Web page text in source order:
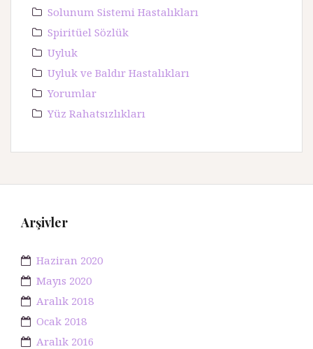
Solunum Sistemi Hastalıkları
Spiritüel Sözlük
Uyluk
Uyluk ve Baldır Hastalıkları
Yorumlar
Yüz Rahatsızlıkları
Arşivler
Haziran 2020
Mayıs 2020
Aralık 2018
Ocak 2018
Aralık 2016